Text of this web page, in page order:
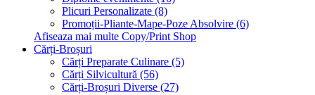
Plicuri Personalizate (8)
Promoții-Pliante-Mape-Poze Absolvire (6)
Afiseaza mai multe Copy/Print Shop
Cărți-Broșuri
Cărți Preparate Culinare (5)
Cărți Silvicultură (56)
Cărți-Broșuri Diverse (27)